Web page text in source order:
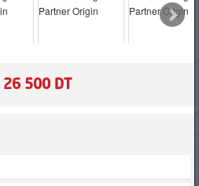
26 500 DT